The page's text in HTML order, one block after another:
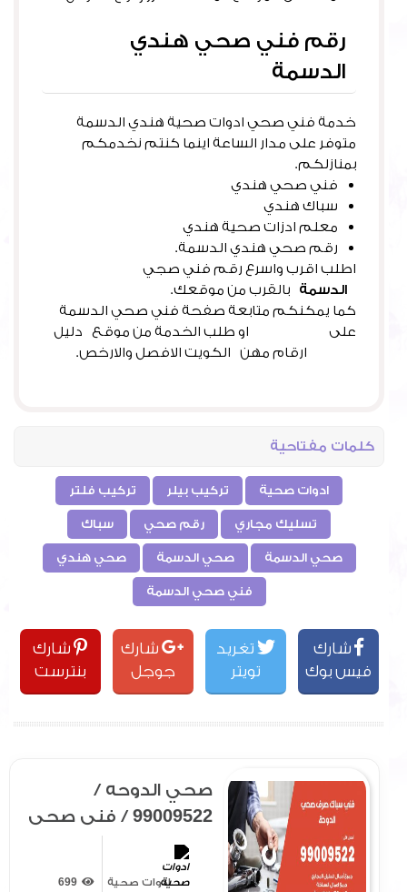
رقم فني صحي هندي
الدسمة
خدمة فني صحي ادوات صحية هندي الدسمة
متوفر على مدار الساعة اينما كنتم نخدمكم
بمنازلكم.
فني صحي هندي
سباك هندي
معلم ادزات صحية هندي
رقم صحي هندي الدسمة.
اطلب اقرب واسرع رقم فني صجي
الدسمة بالقرب من موقعك.
كما يمكنكم متابعة صفحة فني صحي الدسمة
على
او طلب الخدمة من موقع دليل
ارقام مهن الكويت الافصل والارخص.
كلمات مفتاحية
ادوات صحية تركيب بيلر
تركيب فلتر
تسليك مجاري
رقم صحي
سباك
صحي الدسمة
صحي الدسمة
صحي هندي
فني صحي الدسمة
شارك
فيس بوك
تغريد
تويتر
شارك
جوجل
شارك
بنترست
صحي الدوحه /
99009522 / فني صحي
/ سباك / ادوات صحية /
رقم صحي الدوحه
ادوات صحية